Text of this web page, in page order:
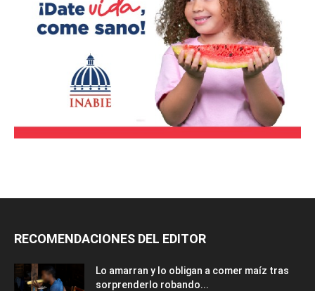
RECOMENDACIONES DEL EDITOR
Lo amarran y lo obligan a comer maíz tras
sorprenderlo robando...